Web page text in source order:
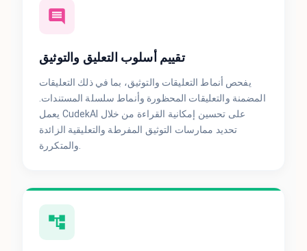
تقييم أسلوب التعليق والتوثيق
يفحص أنماط التعليقات والتوثيق، بما في ذلك التعليقات
المضمنة والتعليقات المحظورة وأنماط سلسلة المستندات.
يعمل CudekAI على تحسين إمكانية القراءة من خلال
تحديد ممارسات التوثيق المفرطة والتعليقية الزائدة